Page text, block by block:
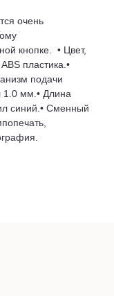
очень
кнопке. • Цвет,
пластика.•
подачи
1.0 мм.• Длина
синий.• Сменный